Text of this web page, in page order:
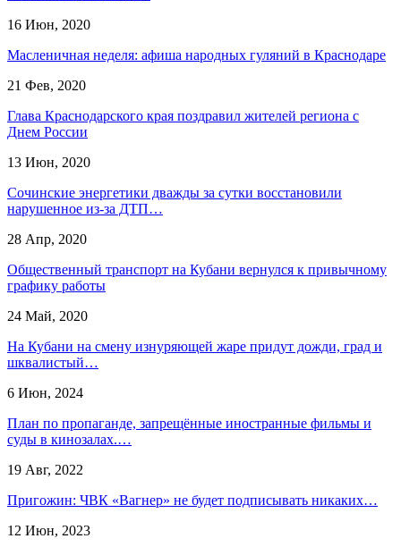
16 Июн, 2020
Масленичная неделя: афиша народных гуляний в Краснодаре
21 Фев, 2020
Глава Краснодарского края поздравил жителей региона с
Днем России
13 Июн, 2020
Сочинские энергетики дважды за сутки восстановили
нарушенное из-за ДТП…
28 Апр, 2020
Общественный транспорт на Кубани вернулся к привычному
графику работы
24 Май, 2020
На Кубани на смену изнуряющей жаре придут дожди, град и
шквалистый…
6 Июн, 2024
План по пропаганде, запрещённые иностранные фильмы и
суды в кинозалах.…
19 Авг, 2022
Пригожин: ЧВК «Вагнер» не будет подписывать никаких…
12 Июн, 2023